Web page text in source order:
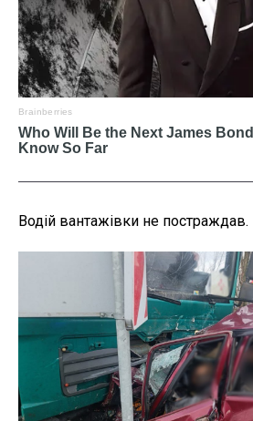
Водій вантажівки не постраждав.